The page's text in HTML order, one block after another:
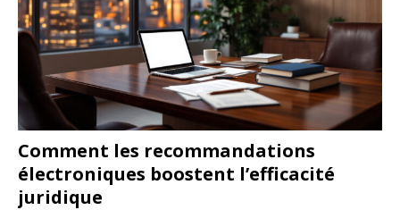
Comment les recommandations
électroniques boostent l’efficacité
juridique